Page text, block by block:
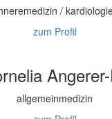
/
zum Profil
allgemeinmedizin